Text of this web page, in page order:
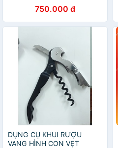
750.000 đ
DỤNG CỤ KHUI RƯỢU
VANG HÌNH CON VẸT